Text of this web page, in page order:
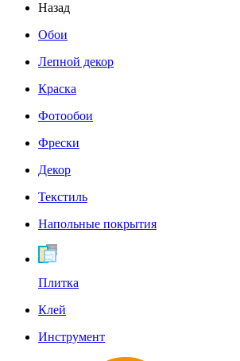
Назад
Обои
Лепной декор
Краска
Фотообои
Фрески
Декор
Текстиль
Напольные покрытия
Плитка
Клей
Инструмент